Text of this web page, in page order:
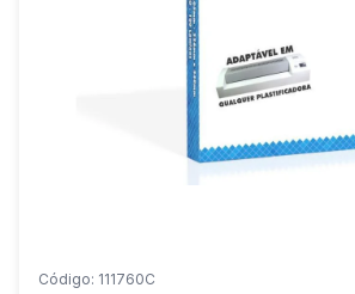
Código: 111760C